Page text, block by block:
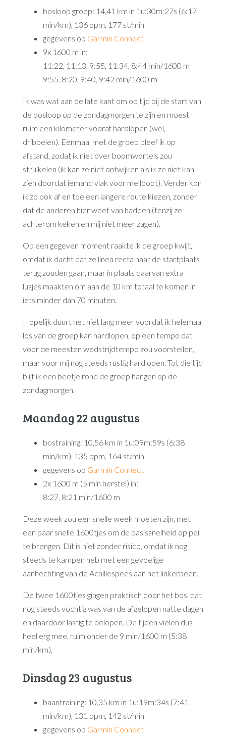
bosloop groep: 14,41 km in 1u:30m:27s (6:17
min/km), 136 bpm, 177 st/min
gegevens op Garmin Connect
9x 1600 m in:
11:22, 11:13, 9:55, 11:34, 8:44 min/1600 m
9:55, 8:20, 9:40, 9:42 min/1600 m
Ik was wat aan de late kant om op tijd bij de start van
de bosloop op de zondagmorgen te zijn en moest
ruim een kilometer vooraf hardlopen (wel,
dribbelen). Eenmaal met de groep bleef ik op
afstand, zodat ik niet over boomwortels zou
struikelen (ik kan ze niet ontwijken als ik ze niet kan
zien doordat iemand vlak voor me loopt). Verder kon
ik zo ook af en toe een langere route kiezen, zonder
dat de anderen hier weet van hadden (tenzij ze
achterom keken en mij niet meer zagen).
Op een gegeven moment raakte ik de groep kwijt,
omdat ik dacht dat ze linea recta naar de startplaats
terug zouden gaan, maar in plaats daarvan extra
lusjes maakten om aan de 10 km totaal te komen in
iets minder dan 70 minuten.
Hopelijk duurt het niet lang meer voordat ik helemaal
los van de groep kan hardlopen, op een tempo dat
voor de meesten wedstrijdtempo zou voorstellen,
maar voor mij nog steeds rustig hardlopen. Tot die tijd
blijf ik een beetje rond de groep hangen op de
zondagmorgen.
Maandag 22 augustus
bostraining: 10,56 km in 1u:09m:59s (6:38
min/km), 135 bpm, 164 st/min
gegevens op Garmin Connect
2x 1600 m (5 min herstel) in:
8:27, 8:21 min/1600 m
Deze week zou een snelle week moeten zijn, met
een paar snelle 1600tjes om de basissnelheid op peil
te brengen. Dit is niet zonder risico, omdat ik nog
steeds te kampen heb met een gevoelige
aanhechting van de Achillespees aan het linkerbeen.
De twee 1600tjes gingen praktisch door het bos, dat
nog steeds vochtig was van de afgelopen natte dagen
en daardoor lastig te belopen. De tijden vielen dus
heel erg mee, ruim onder de 9 min/1600 m (5:38
min/km).
Dinsdag 23 augustus
baantraining: 10,35 km in 1u:19m:34s (7:41
min/km), 131 bpm, 142 st/min
gegevens op Garmin Connect